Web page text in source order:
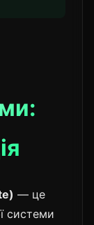
— це
системи